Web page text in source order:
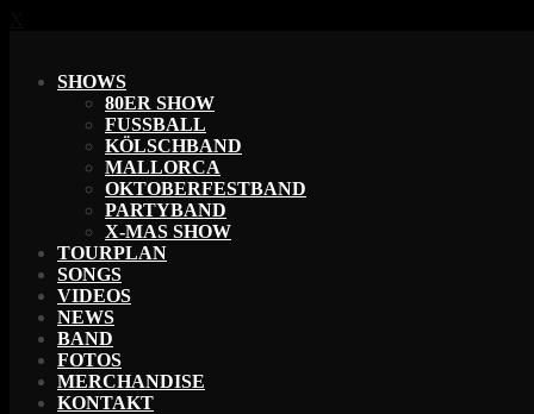
SHOWS
80ER SHOW
FUSSBALL
KÖLSCHBAND
MALLORCA
OKTOBERFESTBAND
PARTYBAND
X-MAS SHOW
TOURPLAN
SONGS
VIDEOS
NEWS
BAND
FOTOS
MERCHANDISE
KONTAKT